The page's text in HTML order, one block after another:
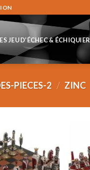
JEU D’ÉCHEC & ÉCHIQUIER
PIECES-2 / ZINC